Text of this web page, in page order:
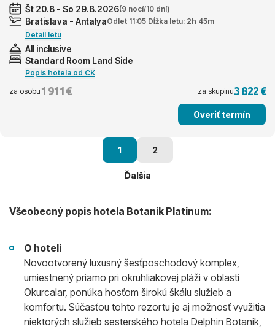
Št 20.8 - So 29.8.2026(9 nocí/10 dní)
Bratislava - AntalyaOdlet 11:05 Dĺžka letu: 2h 45m
Detail letu
All inclusive
Standard Room Land Side
Popis hotela od CK
za osobu 1 911 € za skupinu3 822 €
Overiť termín
1 2
Ďalšia
Všeobecný popis hotela Botanik Platinum:
O hoteli
Novootvorený luxusný šesťposchodový komplex,
umiestnený priamo pri okruhliakovej pláži v oblasti
Okurcalar, ponúka hosťom širokú škálu služieb a
komfortu. Súčasťou tohto rezortu je aj možnosť využitia
niektorých služieb sesterského hotela Delphin Botanik,